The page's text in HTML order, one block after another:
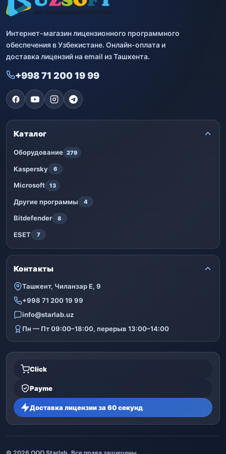
Интернет-магазин лицензионного программного
обеспечения в Узбекистане. Онлайн-оплата и
доставка лицензий на email из Ташкента.
+998 71 200 19 99
Каталог
Оборудование 279
Kaspersky 6
Microsoft 13
Другие программы 4
Bitdefender 8
ESET 7
Контакты
Ташкент, Чиланзар Е, 9
+998 71 200 19 99
info@starlab.uz
Пн — Пт 09:00–18:00, перерыв 13:00–14:00
Click
Payme
Доставка лицензии за 60 секунд